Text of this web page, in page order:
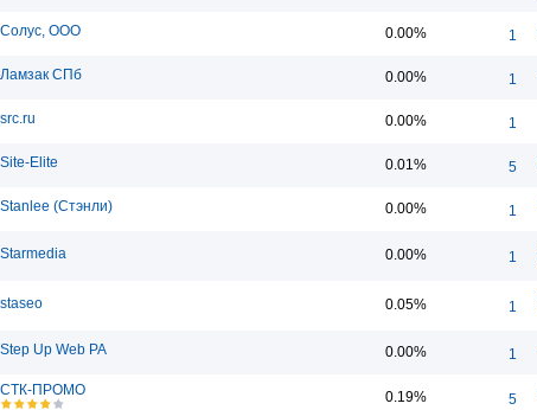
Солус, ООО 0.00% 1
Ламзак СПб 0.00% 1
src.ru 0.00% 1
Site-Elite 0.01% 5
Stanlee (Стэнли) 0.00% 1
Starmedia 0.00% 1
staseo 0.05% 1
Step Up Web РА 0.00% 1
СТК-ПРОМО 0.19% 5